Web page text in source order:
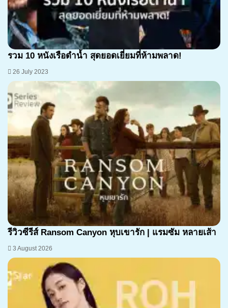
รวม 10 หนังเรือดำน้ำ สุดยอดเยี่ยมที่ห้ามพลาด!
26 July 2023
7.1
รีวิวซีรีส์ Ransom Canyon หุบเขารัก | แรมซัม หลายเส้า
3 August 2026